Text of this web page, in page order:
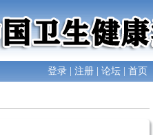
登录 注册 论坛 首页